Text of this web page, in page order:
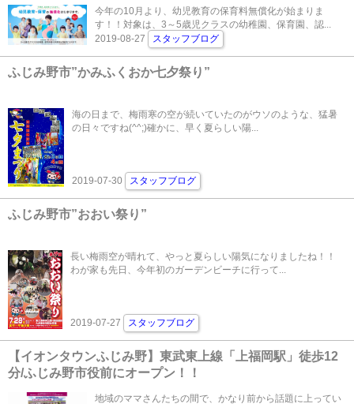
今年の10月より、幼児教育の保育料無償化が始まりま
す！！対象は、3～5歳児クラスの幼稚園、保育園、認...
2019-08-27
スタッフブログ
ふじみ野市”かみふくおか七夕祭り”
海の日まで、梅雨寒の空が続いていたのがウソのような、猛暑
の日々ですね(^^;)確かに、早く夏らしい陽...
2019-07-30 スタッフブログ
ふじみ野市”おおい祭り”
長い梅雨空が晴れて、やっと夏らしい陽気になりましたね！！
わが家も先日、今年初のガーデンビーチに行って...
2019-07-27 スタッフブログ
【イオンタウンふじみ野】東武東上線「上福岡駅」徒歩12
分/ふじみ野市役前にオープン！！
地域のママさんたちの間で、かなり前から話題に上ってい